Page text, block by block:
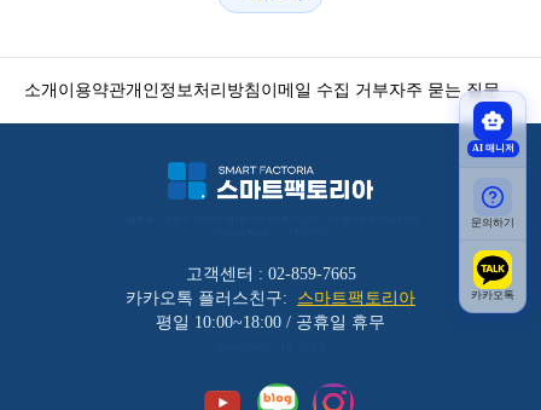
소개 이용약관개인정보처리방침 이메일 수집 거부자주 묻는 질문
고객센터 : 02-859-7665
카카오톡 플러스친구:
스마트팩토리아
평일 10:00~18:00 / 공휴일 휴무
AI 매니저
문의하기
카카오톡